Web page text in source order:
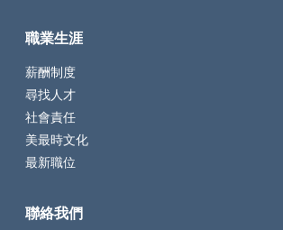
職業生涯
薪酬制度
尋找人才
社會責任
美最時文化
最新職位
聯絡我們